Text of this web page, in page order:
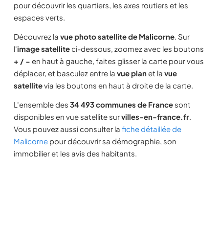
pour découvrir les quartiers, les axes routiers et les
espaces verts.
Découvrez la vue photo satellite de Malicorne. Sur
l'image satelliteci-dessous, zoomez avec les boutons
+ / − en haut à gauche, faites glisser la carte pour vous
déplacer, et basculez entre la vue planet la vue
satellitevia les boutons en haut à droite de la carte.
L'ensemble des 34 493 communes de France sont
disponibles en vue satellite survilles-en-france.fr.
Vous pouvez aussi consulter la fiche détaillée de
Malicorne pour découvrir sa démographie, son
immobilier et les avis des habitants.